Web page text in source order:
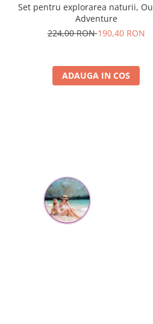
Set pentru explorarea naturii,
Adventure
224,00 RON190,40 RON
ADAUGA IN COS